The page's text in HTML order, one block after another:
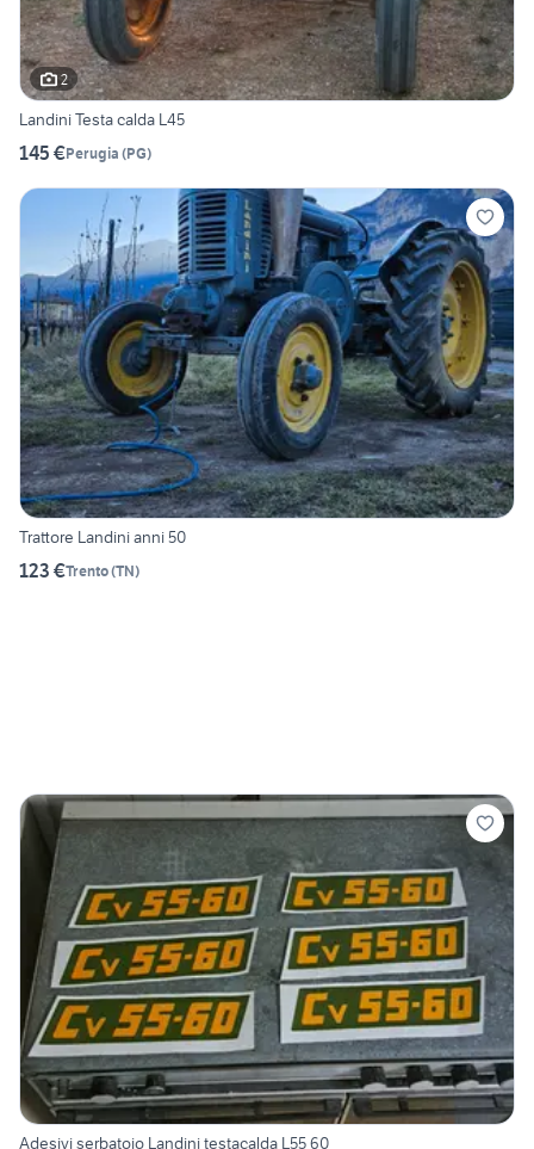
2
Landini Testa calda L45
145 €Perugia (PG)
Trattore Landini anni 50
123 €Trento(TN)
Adesivi serbatoio Landini testacalda L55 60